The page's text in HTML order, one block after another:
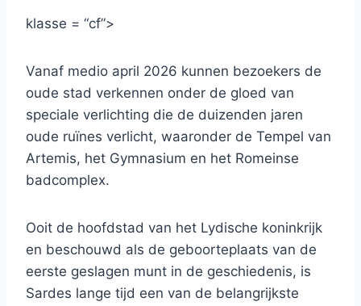
klasse = “cf”>
Vanaf medio april 2026 kunnen bezoekers de
oude stad verkennen onder de gloed van
speciale verlichting die de duizenden jaren
oude ruïnes verlicht, waaronder de Tempel van
Artemis, het Gymnasium en het Romeinse
badcomplex.
Ooit de hoofdstad van het Lydische koninkrijk
en beschouwd als de geboorteplaats van de
eerste geslagen munt in de geschiedenis, is
Sardes lange tijd een van de belangrijkste